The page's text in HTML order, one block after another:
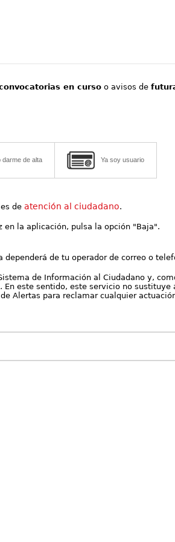
en curso o avisos de
darme de alta Ya soy usuario
deatención al ciudadano.
en la aplicación, pulsa la opción "Baja".
de tu operador de correo o
de Información al Ciudadano y,
este sentido, este servicio no sustituye
Alertas para reclamar cualquier